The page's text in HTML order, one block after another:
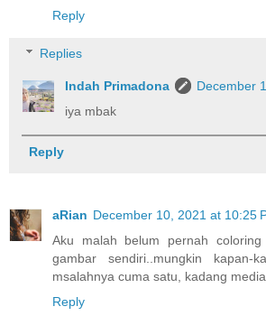
Reply
Replies
Indah Primadona
December
iya mbak
Reply
aRian December 10, 2021 at 10:25
Aku malah belum pernah
gambar sendiri..mungkin kapan-
msalahnya cuma satu, kadang
Reply